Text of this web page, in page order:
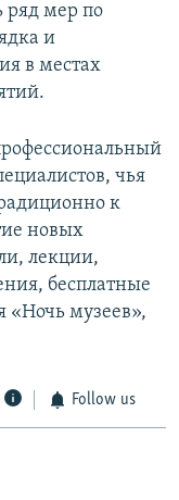
ряд мер по
и
в местах
чья
к
новых
лекции,
бесплатные
«Ночь музеев»,
Follow us